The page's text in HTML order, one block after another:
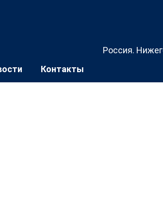
Россия.
Контакты